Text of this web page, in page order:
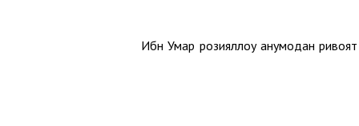
Ибн Умар розияллоҳу анҳумодан